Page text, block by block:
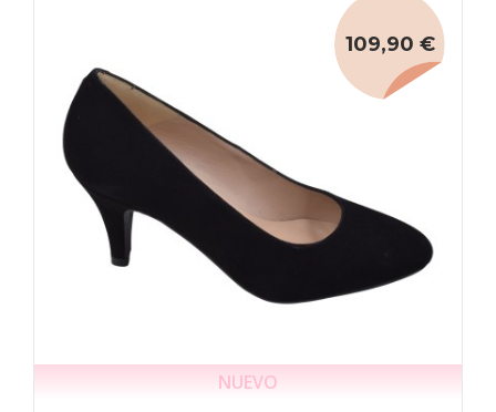
NUEVO
109,90 €